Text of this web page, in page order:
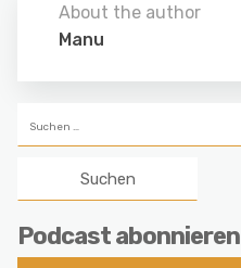
About the author
Manu
nach:
Podcast abonnieren